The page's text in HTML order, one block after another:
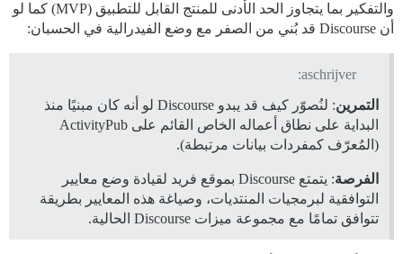
والتفكير بما يتجاوز الحد الأدنى للمنتج القابل للتطبيق (MVP) كما لو
أن Discourse قد بُني من الصفر مع وضع الفيدرالية في الحسبان:
aschrijver:
التمرين
: لنُصوّر كيف قد يبدو Discourse لو أنه كان مبنيًا منذ
البداية على نطاق أعماله الخاص القائم على ActivityPub
(المُعرّف كمفردات بيانات مرتبطة).
الفرصة
: يتمتع Discourse بموقع فريد لقيادة وضع معايير
التوافقية لبرمجيات المنتديات، وصياغة هذه المعايير بطريقة
تتوافق تمامًا مع مجموعة ميزات Discourse الحالية.